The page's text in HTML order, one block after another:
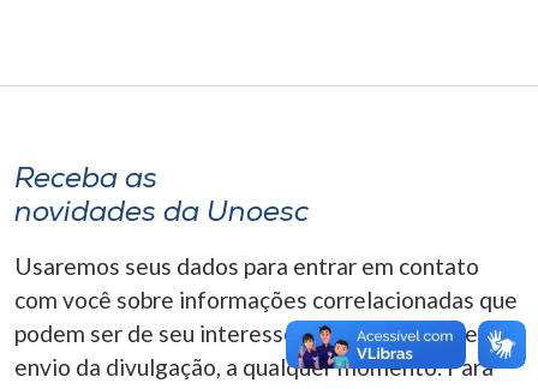
A+
A-
Receba as
novidades da Unoesc
Usaremos seus dados para entrar em contato
com você sobre informações correlacionadas que
podem ser de seu interesse. Você pode cancelar o
envio da divulgação, a qualquer momento. Para